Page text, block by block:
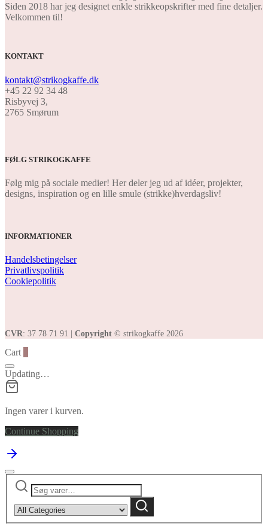
Siden 2018 har jeg designet enkle strikkeopskrifter med fine detaljer.
Velkommen til!
KONTAKT
kontakt@strikogkaffe.dk
+45 22 92 34 48
Risbyvej 3,
2765 Smørum
FØLG STRIKOGKAFFE
Følg mig på sociale medier! Her deler jeg ud af idéer, projekter,
designs, inspiration og en lille smule (strikke)hverdagsliv!
INFORMATIONER
Handelsbetingelser
Privatlivspolitik
Cookiepolitik
CVR: 37 78 71 91 | Copyright © strikogkaffe 2026
Cart
Updating…
Ingen varer i kurven.
Continue Shopping
Søg
efter:
category:
Søg